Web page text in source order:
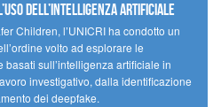
dell’Intelligenza Artificiale
Children, l’UNICRI ha condotto un
volto ad esplorare le
sull’intelligenza artificiale in
investigativo, dalla identificazione
dei deepfake.